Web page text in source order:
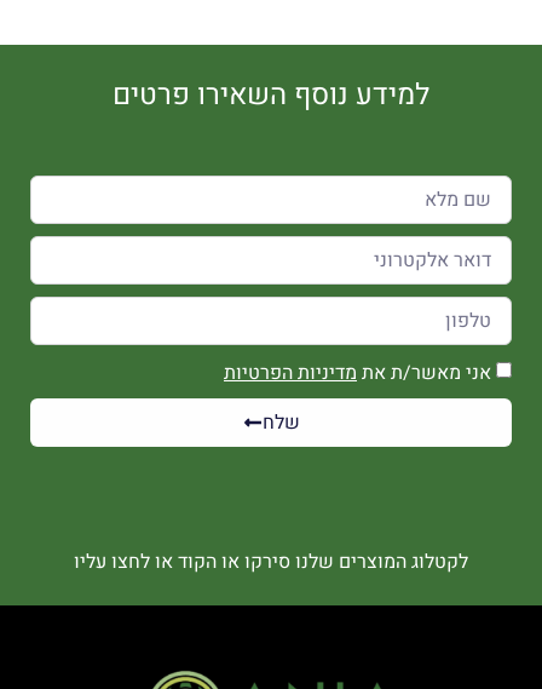
למידע נוסף השאירו פרטים
אני מאשר/ת את מדיניות הפרטיות
שלח
לקטלוג המוצרים שלנו סירקו או הקוד או לחצו עליו